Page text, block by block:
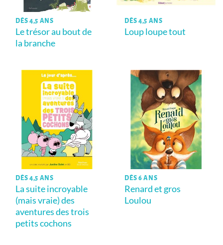
DÈS 4,5 ANS
Le trésor au bout de
la branche
DÈS 4,5 ANS
Loup loupe tout
DÈS 4,5 ANS
La suite incroyable
(mais vraie) des
aventures des trois
petits cochons
DÈS 6 ANS
Renard et gros
Loulou